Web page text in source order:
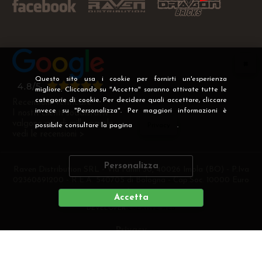
Questo sito usa i cookie per fornirti un'esperienza
migliore. Cliccando su "Accetta" saranno attivate tutte le
categorie di cookie. Per decidere quali accettare, cliccare
invece su "Personalizza". Per maggiori informazioni è
possibile consultare la pagina .
Personalizza
Accetta
Recensioni Verificate
I nostri clienti soddisfatti
valgono più di mille parole
Raven Distribution SRL - Via Fanin 30, 40026 Imola (BO) - P.Iva
i.v
DEVELOPERCREATIVE WEB
Privacy